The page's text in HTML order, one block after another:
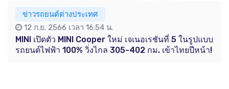
ข่าวรถยนต์ต่างประเทศ
12 ก.ย. 2566 เวลา 16:54 น.
MINI เปิดตัว MINI Cooper ใหม่ เจเนอเรชันที่ 5 ในรูปแบบ
รถยนต์ไฟฟ้า 100% วิ่งไกล 305-402 กม. เข้าไทยปีหน้า!